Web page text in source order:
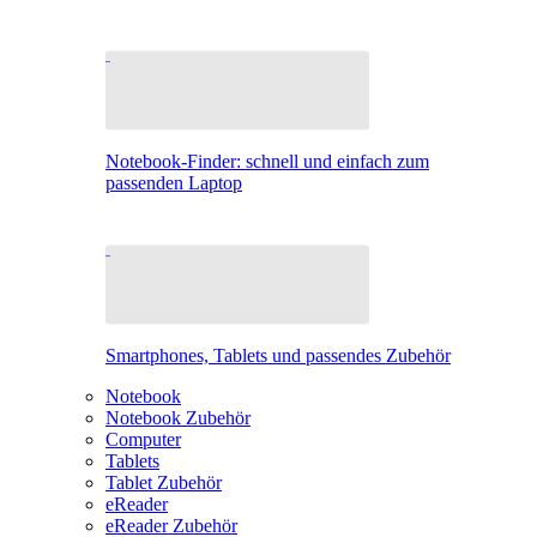
Notebook-Finder: schnell und einfach zum
passenden Laptop
Smartphones, Tablets und passendes Zubehör
Notebook
Notebook Zubehör
Computer
Tablets
Tablet Zubehör
eReader
eReader Zubehör